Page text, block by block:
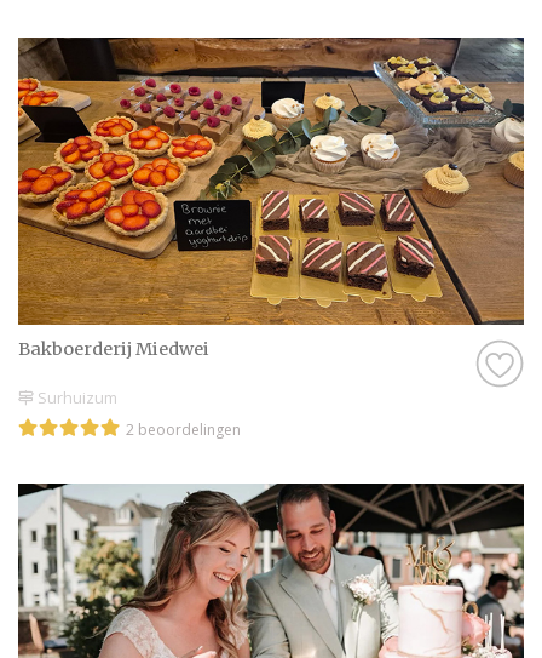
Bakboerderij Miedwei
Surhuizum
2 beoordelingen